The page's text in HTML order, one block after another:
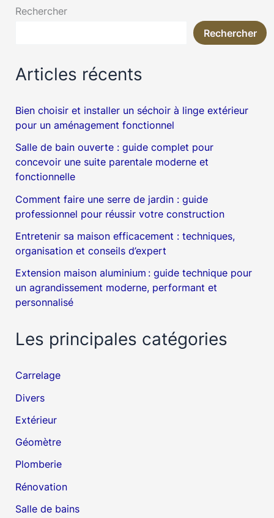
Rechercher
Rechercher
Articles récents
Bien choisir et installer un séchoir à linge extérieur
pour un aménagement fonctionnel
Salle de bain ouverte : guide complet pour
concevoir une suite parentale moderne et
fonctionnelle
Comment faire une serre de jardin : guide
professionnel pour réussir votre construction
Entretenir sa maison efficacement : techniques,
organisation et conseils d’expert
Extension maison aluminium : guide technique pour
un agrandissement moderne, performant et
personnalisé
Les principales catégories
Carrelage
Divers
Extérieur
Géomètre
Plomberie
Rénovation
Salle de bains